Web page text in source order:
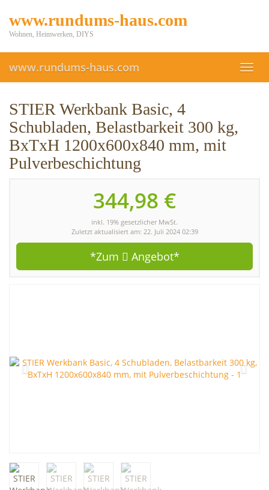
mainwww.rundums-haus.com
Wohnen, Heimwerken, DIYS
www.rundums-haus.com
STIER Werkbank Basic, 4
Schubladen, Belastbarkeit 300 kg,
BxTxH 1200x600x840 mm, mit
Pulverbeschichtung
344,98 €
inkl. 19% gesetzlicher MwSt.
Zuletzt aktualisiert am: 22. Juli 2024 02:39
*Zum Angebot*